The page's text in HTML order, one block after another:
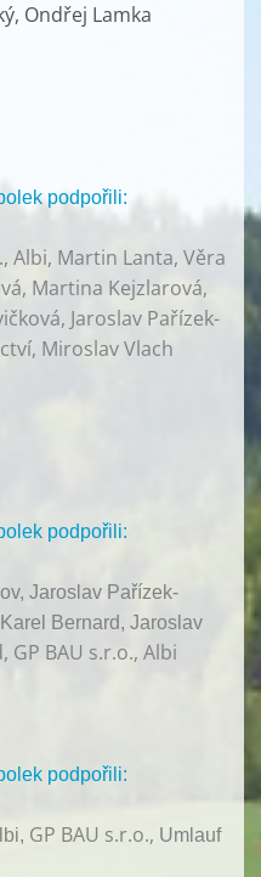
Ondřej Lamka
podpořili:
Albi, Martin Lanta, Věra
Martina Kejzlarová,
Jaroslav Pařízek-
Miroslav Vlach
podpořili:
Jaroslav Pařízek-
Bernard, Jaroslav
GP BAU s.r.o., Albi
podpořili:
GP BAU s.r.o., Umlauf